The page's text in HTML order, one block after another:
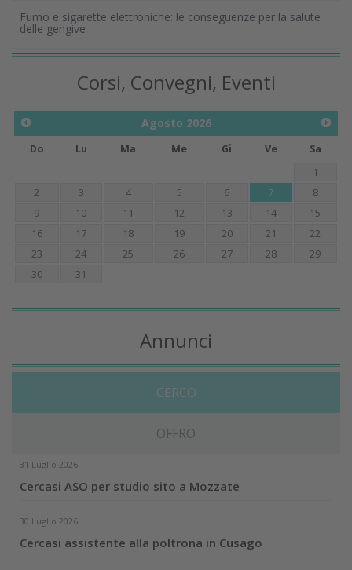
Fumo e sigarette elettroniche: le conseguenze per la salute
delle gengive
Corsi, Convegni, Eventi
Agosto 2026
Do Lu Ma Me Gi Ve
Sa
1
2
3 4 5 6 7
8
9
10 11 12 13 14
15
16
17 18 19 20 21
22
23
24 25 26 27 28
29
30
31
Annunci
CERCO
OFFRO
31 Luglio 2026
Cercasi ASO per studio sito a Mozzate
30 Luglio 2026
Cercasi assistente alla poltrona in Cusago